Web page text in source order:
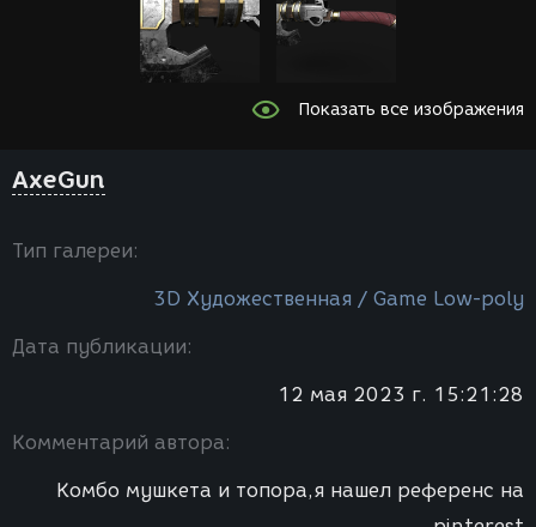
Показать все изображения
AxeGun
Тип галереи:
3D Художественная / Game Low-poly
Дата публикации:
12 мая 2023 г. 15:21:28
Комментарий автора:
Комбо мушкета и топора,я нашел референс на